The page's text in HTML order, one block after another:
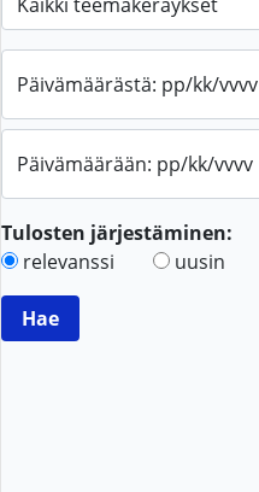
Päivämäärästä: pp/kk/vvvv
Päivämäärään: pp/kk/vvvv
Tulosten järjestäminen:
relevanssi
uusin